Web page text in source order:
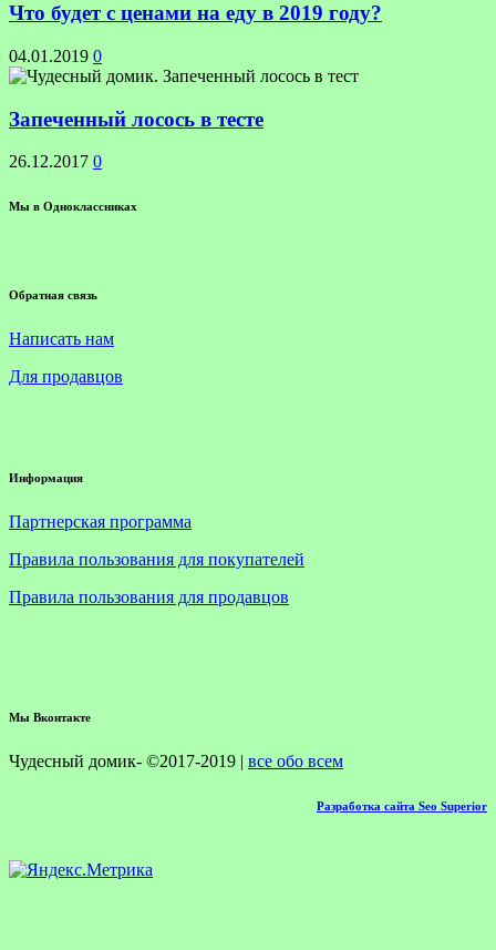
Что будет с ценами на еду в 2019 году?
04.01.2019 0
Запеченный лосось в тесте
26.12.2017 0
Мы в Одноклассниках
Обратная связь
Написать нам
Для продавцов
Информация
Партнерская программа
Правила пользования для покупателей
Правила пользования для продавцов
Мы Вконтакте
Чудесный домик- ©2017-2019 | все обо всем
Разработка сайта Seo Superior